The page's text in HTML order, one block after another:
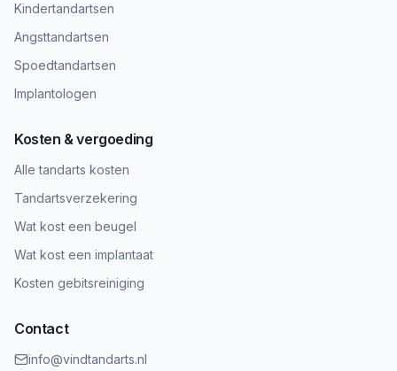
Kindertandartsen
Angsttandartsen
Spoedtandartsen
Implantologen
Kosten & vergoeding
Alle tandarts kosten
Tandartsverzekering
Wat kost een beugel
Wat kost een implantaat
Kosten gebitsreiniging
Contact
info@vindtandarts.nl